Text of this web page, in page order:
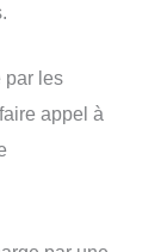
par les
appel à